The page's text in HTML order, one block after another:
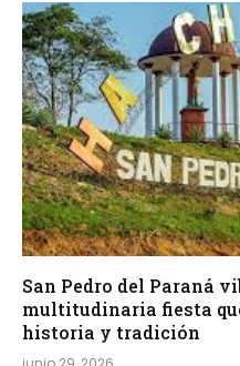
San Pedro del Paraná
multitudinaria fiesta
historia y tradición